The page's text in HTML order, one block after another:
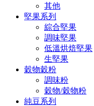
其他
堅果系列
綜合堅果
調味堅果
低溫烘焙堅果
生堅果
穀物穀粉
調味粉
穀物/穀物粉
純豆系列